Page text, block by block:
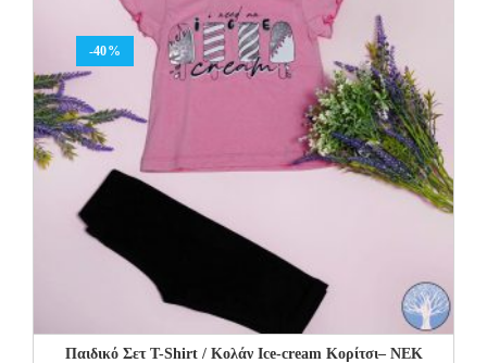
-40%
Παιδικό Σετ Τ-Shirt / Κολάν Ice-cream Κορίτσι– NEK